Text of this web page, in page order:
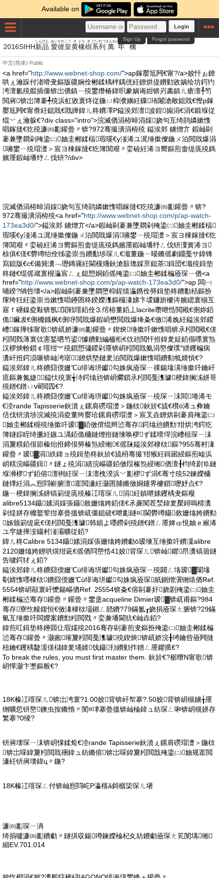
Available on
Login
Forgot password
Sign Up
2016SIHH新品
しんぴん
愛
あい
彼
かれ
皇
こう
黄
き
橡
とち
樹
き
系列
けいれつ
萬年
まんねん梧
檎
ご��款
中文(简体) Public
<a href="http://www.webnet-shop.com/">ap鎵嬮尪闁€甯?/a>姣忓ぉ鐐
哄ぇ瀹跺付渚嗗叏鏂版疆娴佺郴鍒楀柈鍝侊紝鐐烘偍鐨勭敓娲绘坊鍔犳
洿澶氱殑鑹插僵锛岀偤鎮ㄧ殑鐢熸椿鍏呮豢娲诲姏锛岃畵鎮ㄦ瘡澶╀笉
閲嶈锛岀簿褰╃殑浜虹敓寰炵従鍦ㄩ枊濮嬶紝鏁珛闂滄敞鎴戝€慳p鎵
嬮尪闁€甯傦紝鎴戝€戝皣鍏ㄦ柊鐨凙P鎰涘郊澶波鍠搧涓€涓€鍛堢従
绲﹀ぇ瀹躲€?div class="intro">浣滅偤涓栫晫涓婇娆句互绮鹃嫾鏉愯
唱鎵撻€犵殑濂㈣彲鑵曡〃锛?972骞撮潰涓栫殑 鎰涘郊 鐪熷亣 鍜屾剾
褰兼墜閷剁殗鍌㈡妯圭郴鍒楅瑕嗘€у湴浠ユ浘缍撳儏鍦ㄨ泊閲戝爆涓
噰鐢ㄧ殑瑁濋＞宸ヨ棟鎵撻€犵簿閶艰〃娈硷紝浠ヨ嚮鏂煎畬缇庣殑鎷
嬪厜鍜屾墦纾ㄥ伐钘?/div>
浣滅偤涓栫晫涓婇娆句互绮鹃嫾鏉愯唱鎵撻€犵殑濂㈣彲鑵曡〃锛?
972骞撮潰涓栫殑<a href="http://www.webnet-shop.com/p/ap-watch-
173ea3d0/">鎰涘郊 鐪熷亣</a>鍜屾剾褰兼墜閷剁殗鍌㈡妯圭郴鍒楅
瑕嗘€у湴浠ユ浘缍撳儏鍦ㄨ泊閲戝爆涓噰鐢ㄧ殑瑁濋＞宸ヨ棟鎵撻€犵
簿閶艰〃娈硷紝浠ヨ嚮鏂煎畬缇庣殑鎷嬪厜鍜屾墦纾ㄥ伐钘濅簣浠ヨ
椋俱€傞€欎竴绐佺牬鍌崇当鐨勫埗琛ㄦ€濈董鍦ㄧ暥鏅傜劇鐤戞サ鍏锋
寫鎴版€с€備簨瀵﹁瓑鏄庯紝閫欓爡鈥滄敼璁婇亰鎴茶鍓団€濈殑鍓垫
柊鏈€绲傜嵅寰楃灜宸ㄥぇ鎴愬姛銆傜殗鍌㈡妯圭郴鍒楄厱琛ㄧ偤<a
href="http://www.webnet-shop.com/p/ap-watch-173ea3d0/">ap 闆㈠
哺鍨?绱呰壊</a>鍜屾剾褰兼墜閷堕枊鍟熺灜鎸佺簩鍓垫柊鐨勫秳鏂扮
瘒绔狅紝鍌崇当鏉愯唱鑸囨柊鍨嬫潗鏂欏湪娣卞叆鐮旂櫦涔嬪緦寰椾互
寤ｆ硾鎳夌敤锛氬閴戦噾銆佺⒊绾栫董銆丄lacrite瓒呭悎閲戙€侀妳銆
佹鑶犮€侀櫠鐡枫€侀垿閲戝爆鍜岄壄閲戝爆绛夈€傚浠婏紝鎰涘郊鍐
嶆鎵撶牬甯歌锛屼娇濂㈣彲鑵曡〃鍥炴缍撳吀鏉愯唱锛氶粌閲戙€傞
粌閲戣薄寰佽憲鍫呬笉鍙懅鐨勭編楹椼€佽兘閲忓拰鍏夎姃銆傝嚜寰炰
汉椤炴帉鎻￠噾绀︾殑鎻愬彇鍐剁厜锛岄粌閲戝氨涓嶅儏璞″緛钁楄病
瀵屽拰鍔涢噺锛屾洿琚鐐烘墍鏈夎泊閲戝爆鏉愯唱鐨勬牴婧愩€?
鎰涘郊鍏ㄦ柊鐨囧偄姗℃ü绯诲垪钀勾姝疯厱琛ㄧ祼鍚堟渶缍撳吀鑰屽
瘜鏂兼氮婕┅鎰忕殑寰╅洔鍔熻兘锛岄爩鎻氶粌閲戞潗璩稉鍏搁泲姘哥
殑鐠€鐠ㄩⅷ閲囥€?
鎰涘郊鍏ㄦ柊鐨囧偄姗℃ü绯诲垪钀勾姝疯厱琛ㄧ殑琛ㄧ洡閻埢浠モ
€淕rande Tapisserie鈥濆ぇ鏍肩磱瑁濋＞鍦栨鈥斺€旈€欑ó浠ュ彜鑰
佸伐钘濆埗浣滅殑涓夌董绔嬮珨鏍肩磱瑁濋＞宸叉垚鐐烘剾褰肩殗鍌㈡
妯圭郴鍒楃殑缍撳吀瑷▓銆傚偝绲辫惉骞存鍔熻兘鐨勯’绀烘洿鍔犵
簿鐩婃眰绮撅紝鏃ユ湡銆佹槦鏈熷拰鏈堜唤椤ず鍒嗗垾浣嶆柤琛ㄧ洡
涓夐粸銆佷節榛炲拰鍗佷簩榛炰綅缃€傜敱鎰涘郊棣栨鏂?955骞村湪
鑵曡〃瑷▓涓紩鍏ョ殑鍓垫柊鈥斺€旈枏骞撮’绀猴紝鍓囦綅鏂煎崄浜
岄粸浣嶇疆鍓〃鐩ょ殑涓績浣嶇疆銆傚叚榛炰綅缃偤澶╂枃绮剧⒑鏈
堢浉椤ず銆傛澶栵紝琛ㄧ洡澶栧湀浜﹀彲椤ず涓€骞寸殑52鍊嬫槦
鏈燂紝涓︽惌閰嶄腑澶寚閲濓紝灏囨脯鏅傚姛鑳界櫦鎻嚦妤点€?
鍦ㄧ稉鍏搁泲姘镐箣缇庣殑榛冮噾琛ㄦ涓紝鎮呭嫊钁楀叏鏂癈
alibre5134鑷嫊涓婇張鑷敘姗熻姱銆傞€氶亷闃茬湬鍏夎檿鐞嗚棈瀵
剁煶姘存櫠鐜荤拑搴曡搵锛屼僵鎴磋€呭彲鐩¤閫欎竴鑷敘姗熻姱鐨勬
姊颁箣缇庛€傞粌閲戞潗璩韩娼よ嚜鐒剁殑鐠€鐠ㄥ厜婢ゅ悓妯ｅ緱浠
ユ穻婕撶洝鑷村湴灞曠従銆?
鍏ㄦ柊Calibre 5134鑷嫊涓婇張姗熻姱鐨勮ō瑷堜互缍撳吀鐨凜alibre
2120姗熻姱鐐哄熀绀庛€傜偤閰嶅悎41姣背琛ㄦ锛屾鑺昂瀵镐篃鐩
告噳鍔犲ぇ銆?
鎰涘郊鍏ㄦ柊鐨囧偄姗℃ü绯诲垪钀勾姝疯厱琛ㄧ殑閮ㄥ垎瑷▓闈堟
劅婧愯嚜棣栨鐨囧偄姗℃ü绯诲垪钀勾姝疯厱琛紙鍘熷瀷铏熺偤Ref.
5554锛岄毃寰屽懡鍚嶇偤Ref. 25554锛夈€傛剾褰奸娆剧殗鍌㈡妯圭
郴鍒楄惉骞存鑵曡〃鑵曡〃鐢盝acqueline Dimier瑷▓锛屼甫鏂?984
骞存寮忔帹鍑恒€傚湪棣栨壒鎺ㄥ嚭鐨?79鏋氳┎娆捐厱琛ㄤ腑锛?29鏋
氫互缍撳吀闆嬫案鐨勯粌閲戣〃娈兼墦閫犺€屾垚銆?
鍏煎叿鍓垫柊鑸囬仩瑕嬬殑2016骞存剾褰煎叏鏂扮殗鍌㈡妯圭郴鍒楄
惉骞存鑵曡〃灏囪璀夐粌閲戞潗璩殑鍥炴锛屼娇浣╂埓鑰呰厱闁撻
杻鑰€钁楀疀濡傞櫧鍏夎埇婧饯鑷劧鐨勭拃鐠ㄥ厜鑺掋€?
To break the rules, you must first master them. 鈥斺€?椐曢Ν甯歌锛
岄憚灏卞壍鏂般€?
18K榛冮噾琛ㄦ锛岀洿寰?1.00姣背锛屽帤搴?.50姣背锛岄槻鐪╁厜
铏曠悊钘嶅鐭虫按鏅惰〃閺¤垏搴曡搵锛屾棆鍏ュ紡琛ㄥ啝锛岄槻姘存
繁搴?0绫?
钘嶈壊琛ㄧ洡锛岄惈鍒烩€淕rande Tapisserie鈥濆ぇ鏍肩磱瑁濋＞鍦栨
锛岀啋鍏夐粌閲戝祵鍏ュ紡鏅傛锛岀啋鍏夐粌閲戠殗鍌㈡妯规寚閲
濓紝钘嶈壊鍏ц〃鍦?
18K榛冮噾琛ㄥ付锛屾惌閰岮P瀛楁ǎ鎶樼枈琛ㄦ墸
濂㈣彲琛ㄧ洅
绮捐嚧濂㈣彲鐨勮〃鐩掑収鍚竴鍊嬫棆杞夊紡鐨勮厱琛ㄤ笂閺堣缃
細EV.701.014